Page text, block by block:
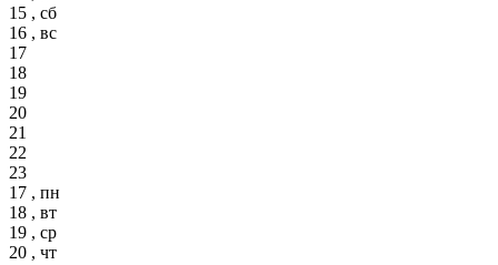
15 , сб
16 , вс
17
18
19
20
21
22
23
17 , пн
18 , вт
19 , ср
20 , чт